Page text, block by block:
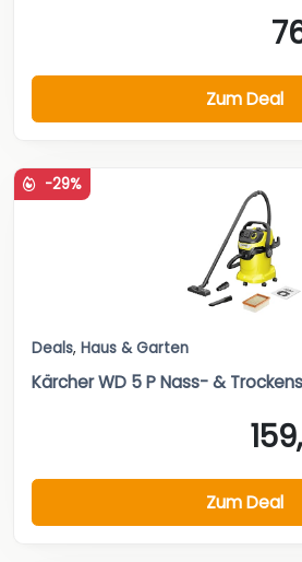
Zum Deal
-29%
Deals, Haus & Garten
Kärcher WD 5 P Nass- &
Zum Deal